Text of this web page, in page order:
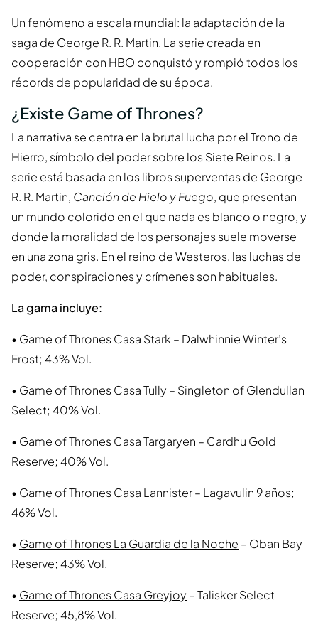
Un fenómeno a escala mundial: la adaptación de la
saga de George R. R. Martin. La serie creada en
cooperación con HBO conquistó y rompió todos los
récords de popularidad de su época.
¿Existe Game of Thrones?
La narrativa se centra en la brutal lucha por el Trono de
Hierro, símbolo del poder sobre los Siete Reinos. La
serie está basada en los libros superventas de George
R. R. Martin, Canción de Hielo y Fuego, que presentan
un mundo colorido en el que nada es blanco o negro, y
donde la moralidad de los personajes suele moverse
en una zona gris. En el reino de Westeros, las luchas de
poder, conspiraciones y crímenes son habituales.
La gama incluye:
• Game of Thrones Casa Stark – Dalwhinnie Winter’s
Frost; 43% Vol.
• Game of Thrones Casa Tully – Singleton of Glendullan
Select; 40% Vol.
• Game of Thrones Casa Targaryen – Cardhu Gold
Reserve; 40% Vol.
• Game of Thrones Casa Lannister– Lagavulin 9 años;
46% Vol.
• Game of Thrones La Guardia de la Noche – Oban Bay
Reserve; 43% Vol.
• Game of Thrones Casa Greyjoy – Talisker Select
Reserve; 45,8% Vol.